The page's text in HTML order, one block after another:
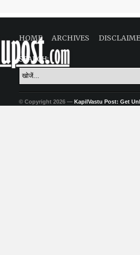
HOME ARCHIVES
SEARCH:
© Copyright 2026 — KapilVastu Post: Get